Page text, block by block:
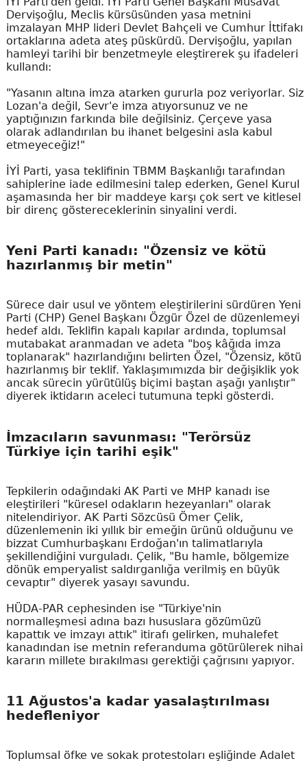
Dervişoğlu, Meclis kürsüsünden yasa metnini
imzalayan MHP lideri Devlet Bahçeli ve Cumhur İttifakı
ortaklarına adeta ateş püskürdü. Dervişoğlu, yapılan
hamleyi tarihi bir benzetmeyle eleştirerek şu ifadeleri
kullandı:
"Yasanın altına imza atarken gururla poz veriyorlar. Siz
Lozan'a değil, Sevr'e imza atıyorsunuz ve ne
yaptığınızın farkında bile değilsiniz. Çerçeve yasa
olarak adlandırılan bu ihanet belgesini asla kabul
etmeyeceğiz!"
İYİ Parti, yasa teklifinin TBMM Başkanlığı tarafından
sahiplerine iade edilmesini talep ederken, Genel Kurul
aşamasında her bir maddeye karşı çok sert ve kitlesel
bir direnç göstereceklerinin sinyalini verdi.
Yeni Parti kanadı: "Özensiz ve kötü
hazırlanmış bir metin"
Sürece dair usul ve yöntem eleştirilerini sürdüren Yeni
Parti (CHP) Genel Başkanı Özgür Özel de düzenlemeyi
hedef aldı. Teklifin kapalı kapılar ardında, toplumsal
mutabakat aranmadan ve adeta "boş kâğıda imza
toplanarak" hazırlandığını belirten Özel, "Özensiz, kötü
hazırlanmış bir teklif. Yaklaşımımızda bir değişiklik yok
ancak sürecin yürütülüş biçimi baştan aşağı yanlıştır"
diyerek iktidarın aceleci tutumuna tepki gösterdi.
İmzacıların savunması: "Terörsüz
Türkiye için tarihi eşik"
Tepkilerin odağındaki AK Parti ve MHP kanadı ise
eleştirileri "küresel odakların hezeyanları" olarak
nitelendiriyor. AK Parti Sözcüsü Ömer Çelik,
düzenlemenin iki yıllık bir emeğin ürünü olduğunu ve
bizzat Cumhurbaşkanı Erdoğan'ın talimatlarıyla
şekillendiğini vurguladı. Çelik, "Bu hamle, bölgemize
dönük emperyalist saldırganlığa verilmiş en büyük
cevaptır" diyerek yasayı savundu.
HÜDA-PAR cephesinden ise "Türkiye'nin
normalleşmesi adına bazı hususlara gözümüzü
kapattık ve imzayı attık" itirafı gelirken, muhalefet
kanadından ise metnin referanduma götürülerek nihai
kararın millete bırakılması gerektiği çağrısını yapıyor.
11 Ağustos'a kadar yasalaştırılması
hedefleniyor
Toplumsal öfke ve sokak protestoları eşliğinde Adalet